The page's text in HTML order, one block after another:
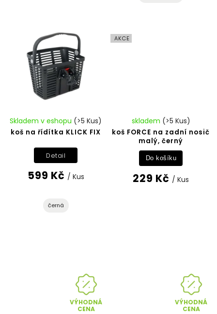
koš na řídítka KLICK FIX
Skladem v eshopu (>5 Kus)
599 Kč / Kus
Detail
černá
AKCE
koš FORCE na zadní nosič
malý, černý
skladem (>5 Kus)
229 Kč / Kus
Do košíku
VÝHODNÁ
CENA
VÝHODNÁ
CENA